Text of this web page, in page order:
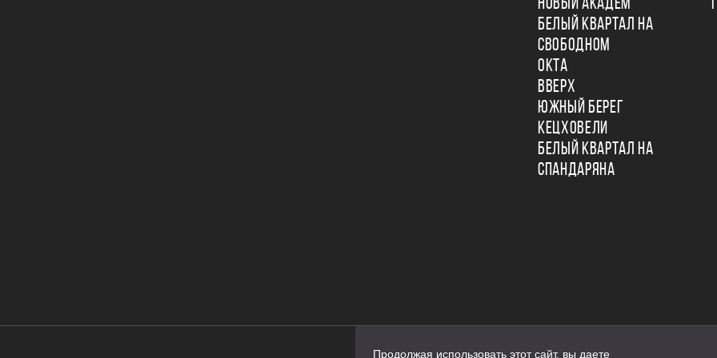
НОВЫЙ АКАДЕМ
БЕЛЫЙ КВАРТАЛ НА
СВОБОДНОМ
ОКТА
ВВЕРХ
ЮЖНЫЙ БЕРЕГ
КЕЦХОВЕЛИ
БЕЛЫЙ КВАРТАЛ НА
СПАНДАРЯНА
Продолжая использовать этот сайт, вы даете